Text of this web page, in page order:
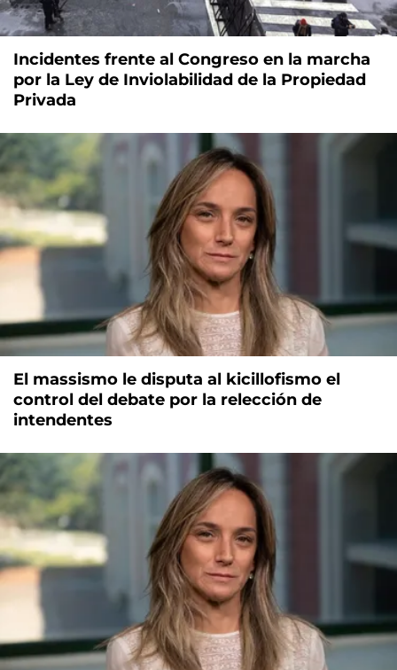
Incidentes frente al Congreso en la marcha
por la Ley de Inviolabilidad de la Propiedad
Privada
El massismo le disputa al kicillofismo el
control del debate por la relección de
intendentes